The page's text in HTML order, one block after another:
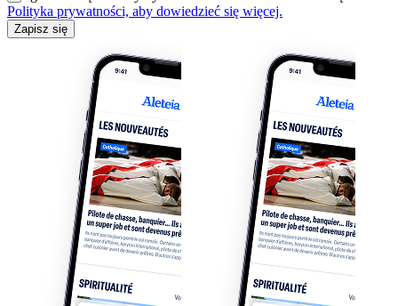
Polityka prywatności, aby dowiedzieć się więcej.
Zapisz się